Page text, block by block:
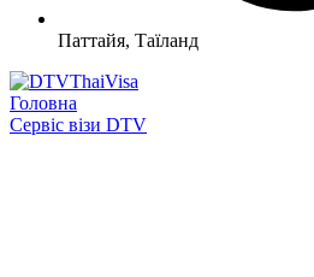
Паттайя, Таїланд
Головна
Сервіс візи DTV